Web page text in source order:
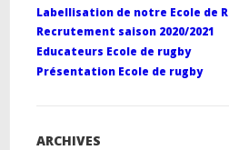
Labellisation de notre Ecole de
Recrutement saison 2020/2021
Educateurs Ecole de rugby
Présentation Ecole de rugby
ARCHIVES